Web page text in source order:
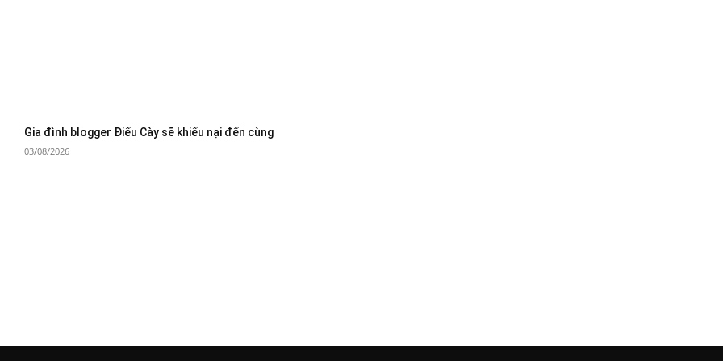
Gia đình blogger Điếu Cày sẽ khiếu nại đến cùng
03/08/2026